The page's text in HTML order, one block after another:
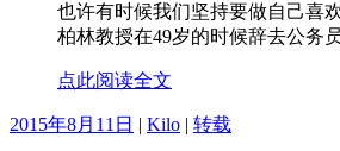
也许有时候我们坚持要做自己喜
柏林教授在49岁的时候辞去公务
点此阅读全文
2015年8月11日 Kilo 转载